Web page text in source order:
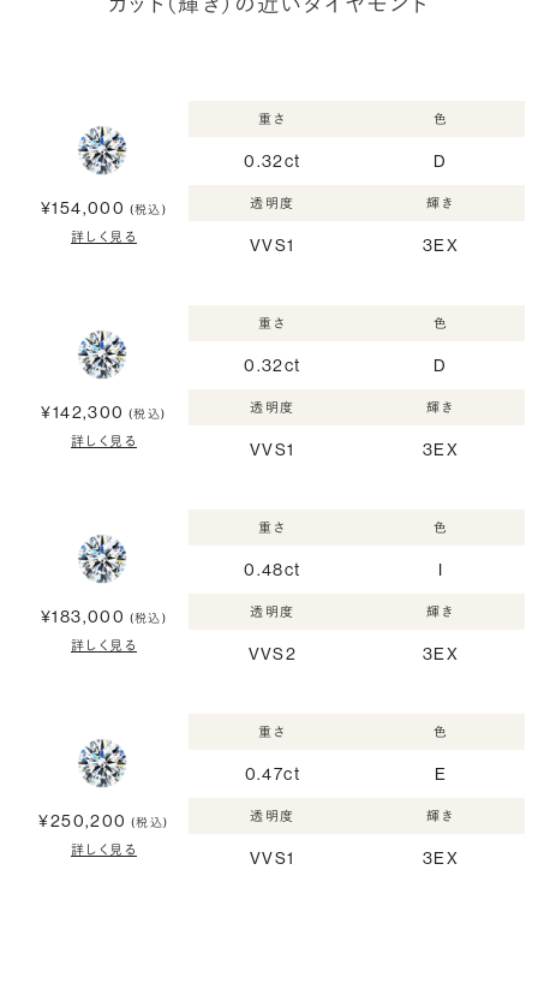
¥154,000 (税込)
詳しく見る
重さ
0.32ct
色
D
透明度
VVS1
輝き
3EX
¥142,300 (税込)
詳しく見る
重さ
0.32ct
色
D
透明度
VVS1
輝き
3EX
¥183,000 (税込)
詳しく見る
重さ
0.48ct
色
I
透明度
VVS2
輝き
3EX
¥250,200 (税込)
詳しく見る
重さ
0.47ct
色
E
透明度
VVS1
輝き
3EX